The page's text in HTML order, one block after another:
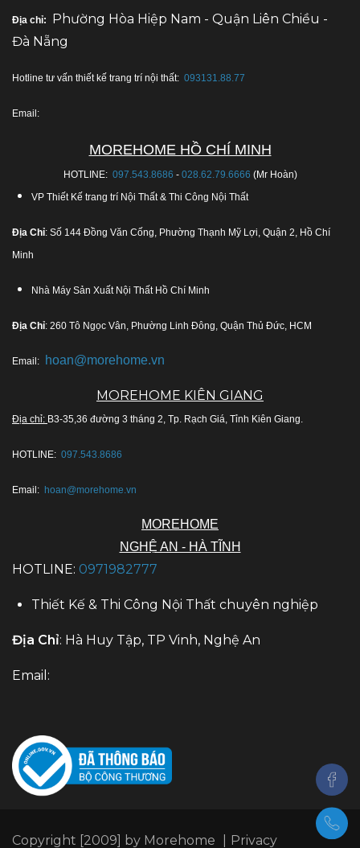
Địa chỉ:
Phường Hòa Hiệp Nam - Quận Liên Chiều -
Đà Nẵng
Hotline tư vấn thiết kế trang trí nội thất: 093131.88.77
Email:
MOREHOME HỒ CHÍ MINH
HOTLINE: 097.543.8686 - 028.62.79.6666 (Mr Hoàn)
VP Thiết Kế trang trí Nội Thất & Thi Công Nội Thất
Địa Chỉ: Số 144 Đồng Văn Cống, Phường Thạnh Mỹ Lợi, Quận 2, Hồ Chí
Minh
Nhà Máy Sản Xuất Nội Thất Hồ Chí Minh
Địa Chỉ: 260 Tô Ngọc Vân, Phường Linh Đông, Quận Thủ Đức, HCM
Email: hoan@morehome.vn
MOREHOME KIÊN GIANG
Địa chỉ: B3-35,36 đường 3 tháng 2, Tp. Rạch Giá, Tỉnh Kiên Giang.
HOTLINE: 097.543.8686
Email: hoan@morehome.vn
MOREHOME
NGHỆ AN - HÀ TĨNH
HOTLINE: 0971982777
Thiết Kế & Thi Công Nội Thất chuyên nghiệp
Địa Chỉ: Hà Huy Tập, TP Vinh, Nghệ An
Email:
Copyright [2009] by Morehome Privacy